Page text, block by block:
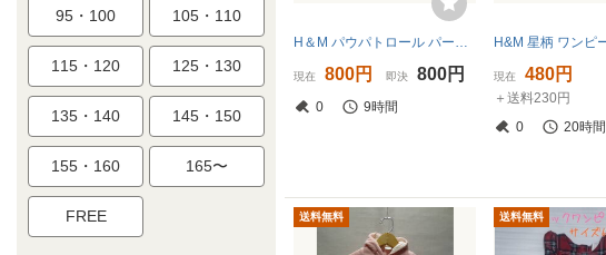
95・100 105・110
115・120 125・130
135・140 145・150
155・160 165〜
FREE
現在 800円 即決 800円
0 9時間
現在 480円
＋送料230円
0
20時間
送料無料 送料無料